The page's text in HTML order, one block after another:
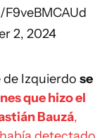
2, 2024
Izquierdo se
que hizo el
Bauzá,